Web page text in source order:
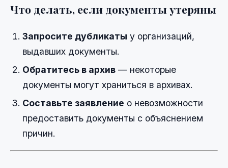
Что делать, если документы утеряны
Запросите дубликаты у организаций,
выдавших документы.
Обратитесь в архив — некоторые
документы могут храниться в архивах.
Составьте заявление о невозможности
предоставить документы с объяснением
причин.